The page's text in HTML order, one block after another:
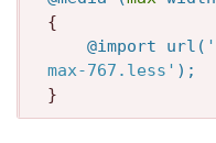
	@import url(
max-767.less' );